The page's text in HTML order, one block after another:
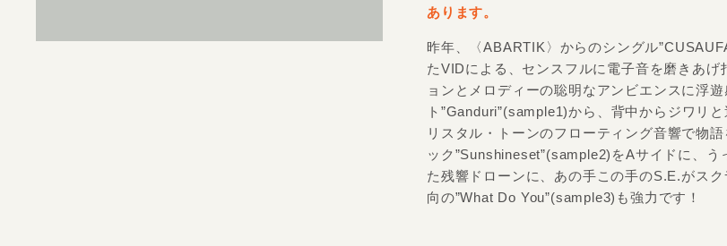
あります。
昨年、〈ABARTIK〉からのシングル
たVIDによる、センスフルに電子音を磨きあげ
ョンとメロディーの聡明なアンビエンスに浮
ト”Ganduri”(sample1)から、背中からジワリ
リスタル・トーンのフローティング音響で物
ック”Sunshineset”(sample2)をAサイドに、う
た残響ドローンに、あの手この手のS.E.がス
向の”What Do You”(sample3)も強力です！